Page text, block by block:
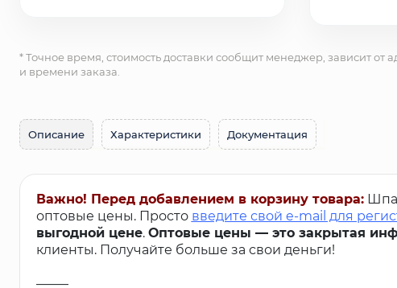
* Точное время, стоимость доставки сообщит менеджер, зависит от
и времени заказа.
Описание Характеристики Документация
Важно! Перед добавлением в корзину товара:
оптовые цены. Просто введите свой e-mail для
выгодной цене. Оптовые цены — это закрытая
клиенты. Получайте больше за свои деньги!